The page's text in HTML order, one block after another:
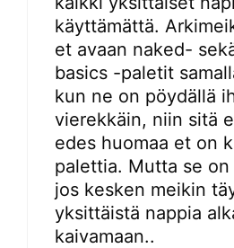
käyttämättä.
et avaan naked-
basics -paletit
kun ne on pöydällä
vierekkäin, niin sitä
edes huomaa et on
palettia. Mutta se on
jos kesken meikin
yksittäistä nappia
kaivamaan..